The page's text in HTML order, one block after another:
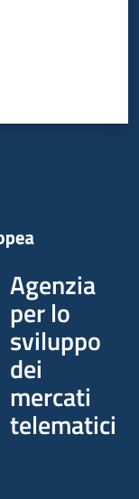
Agenzia
per lo
sviluppo
dei
mercati
telematici